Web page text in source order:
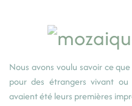
Nous avons voulu savoir ce
pour des étrangers vivant ou
avaient été leurs premières